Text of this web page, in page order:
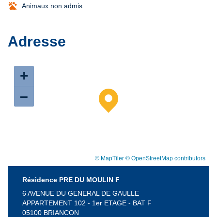
Animaux non admis
Adresse
+
–
© MapTiler © OpenStreetMap contributors
Résidence PRE DU MOULIN F
6 AVENUE DU GENERAL DE GAULLE
APPARTEMENT 102 - 1er ETAGE - BAT F
05100 BRIANCON